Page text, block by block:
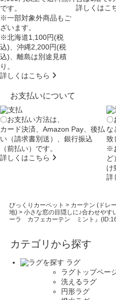
です。
※一部対象外商品もご
ざいます。
※北海道1,100円(税
込)、沖縄2,200円(税
込)、離島は別途見積
り。
詳しくはこちら
詳しくはこ
お支払いについて
〇お支払い方法は、
カード決済、Amazon Pay、後払
い（請求書別送）、銀行振込
（前払い）です。
詳しくはこちら
〇
な
致
※
ど
け
詳
びっくりカーペット > カーテン (ドレ
地)> 小さな窓の目隠しに♪合わせやす
ーラ カフェカーテン ミント』
カテゴリから探す
ラグ
ラグトップペー
洗えるラグ
円形ラグ